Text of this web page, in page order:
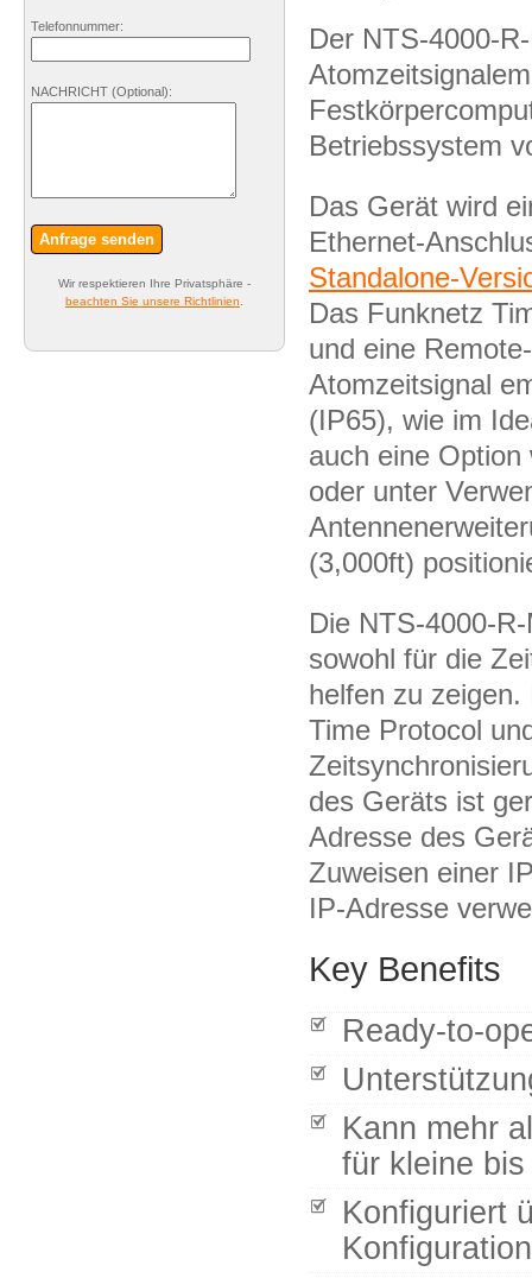
Der NTS-4000-
Betriebssystem
Das Gerät wird
Ethernet-
Standalone-
Das Funknetz
und eine
Atomzeitsignal
(IP65), wie im
auch eine
oder unter
(3,000ft)
Die NTS-4000-
sowohl für die
helfen zu
Time Protocol
des Geräts ist
Adresse des
Zuweisen einer
IP-Adresse
Key Benefits
Ready-to-
Kann mehr
für kleine
Konfiguriert
Telefonnummer:
NACHRICHT (Optional):
Anfrage senden
Wir respektieren Ihre Privatsphäre -
beachten Sie unsere Richtlinien.